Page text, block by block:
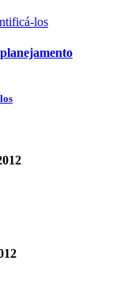
planejamento